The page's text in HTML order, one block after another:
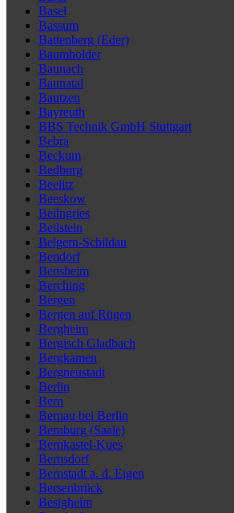
Basel
Bassum
Battenberg (Eder)
Baumholder
Baunach
Baunatal
Bautzen
Bayreuth
BBS Technik GmbH Stuttgart
Bebra
Beckum
Bedburg
Beelitz
Beeskow
Beilngries
Beilstein
Belgern-Schildau
Bendorf
Bensheim
Berching
Bergen
Bergen auf Rügen
Bergheim
Bergisch Gladbach
Bergkamen
Bergneustadt
Berlin
Bern
Bernau bei Berlin
Bernburg (Saale)
Bernkastel-Kues
Bernsdorf
Bernstadt a. d. Eigen
Bersenbrück
Besigheim